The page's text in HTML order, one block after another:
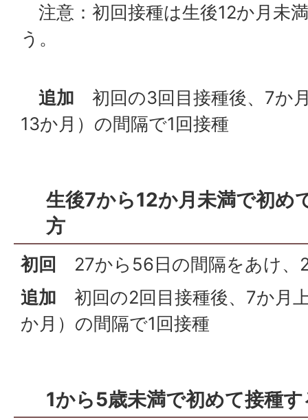
注意：初回接種は生後12か月未
う。
追加 初回の3回目接種後、7か
13か月）の間隔で1回接種
生後7から12か月未満で初め
方
初回 27から56日の間隔をあけ、
追加
初回の2回目接種後、7か月
か月）の間隔で1回接種
1から5歳未満で初めて接種